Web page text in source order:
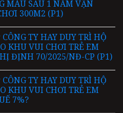
MÁU SAU 1 NĂM VẬN
300M2 (P1)
TY HAY DUY TRÌ HỘ
KHU VUI CHƠI TRẺ EM
ĐỊNH 70/2025/NĐ-CP (P1)
TY HAY DUY TRÌ HỘ
KHU VUI CHƠI TRẺ EM
7%?